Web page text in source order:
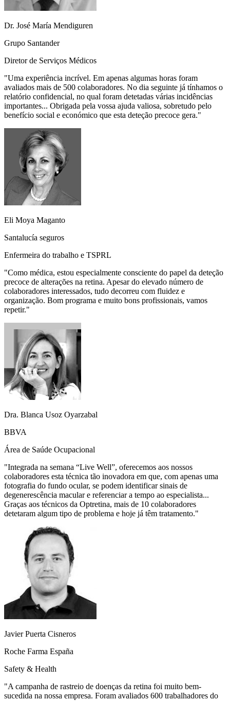
Dr. José María Mendiguren
Grupo Santander
Diretor de Serviços Médicos
"Uma experiência incrível. Em apenas algumas horas foram
avaliados mais de 500 colaboradores. No dia seguinte já tínhamos o
relatório confidencial, no qual foram detetadas várias incidências
importantes... Obrigada pela vossa ajuda valiosa, sobretudo pelo
benefício social e económico que esta deteção precoce gera."
Eli Moya Maganto
Santalucía seguros
Enfermeira do trabalho e TSPRL
"Como médica, estou especialmente consciente do papel da deteção
precoce de alterações na retina. Apesar do elevado número de
colaboradores interessados, tudo decorreu com fluidez e
organização. Bom programa e muito bons profissionais, vamos
repetir."
Dra. Blanca Usoz Oyarzabal
BBVA
Área de Saúde Ocupacional
"Integrada na semana “Live Well”, oferecemos aos nossos
colaboradores esta técnica tão inovadora em que, com apenas uma
fotografia do fundo ocular, se podem identificar sinais de
degenerescência macular e referenciar a tempo ao especialista...
Graças aos técnicos da Optretina, mais de 10 colaboradores
detetaram algum tipo de problema e hoje já têm tratamento."
Javier Puerta Cisneros
Roche Farma España
Safety & Health
"A campanha de rastreio de doenças da retina foi muito bem-
sucedida na nossa empresa. Foram avaliados 600 trabalhadores do